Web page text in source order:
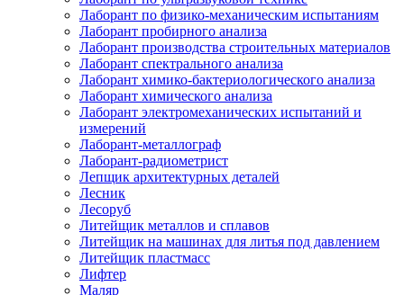
Лаборант по физико-механическим испытаниям
Лаборант пробирного анализа
Лаборант производства строительных материалов
Лаборант спектрального анализа
Лаборант химико-бактериологического анализа
Лаборант химического анализа
Лаборант электромеханических испытаний и
измерений
Лаборант-металлограф
Лаборант-радиометрист
Лепщик архитектурных деталей
Лесник
Лесоруб
Литейщик металлов и сплавов
Литейщик на машинах для литья под давлением
Литейщик пластмасс
Лифтер
Маляр